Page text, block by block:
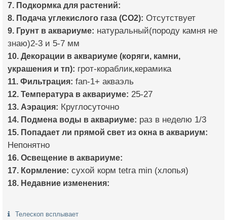
7. Подкормка для растений:
8. Подача углекислого газа (CO2): Отсутствует
9. Грунт в аквариуме: натуральный(породу камня не
знаю)2-3 и 5-7 мм
10. Декорации в аквариуме (коряги, камни,
украшения и тп): грот-кораблик,керамика
11. Фильтрация: fan-1+ акваэль
12. Температура в аквариуме: 25-27
13. Аэрация: Круглосуточно
14. Подмена воды в аквариуме: раз в неделю 1/3
15. Попадает ли прямой свет из окна в аквариум:
Непонятно
16. Освещение в аквариуме:
17. Кормление: сухой корм tetra min (хлопья)
18. Недавние изменения:
Телескоп всплывает